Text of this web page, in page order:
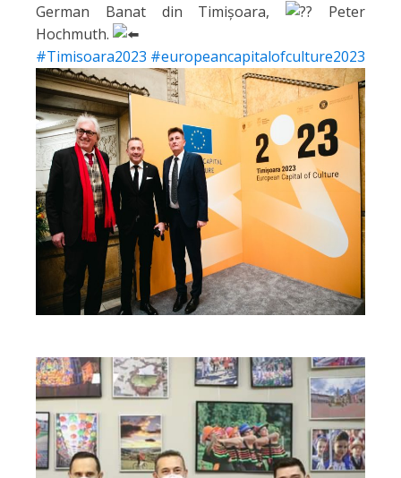
German Banat din Timişoara,
Peter
Hochmuth.
#Timisoara2023 #europeancapitalofculture2023